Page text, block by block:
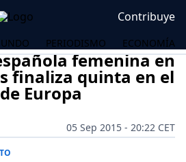
Contribuye
PERIODISMO ECONOMÍA
femenina en
finaliza quinta en el
Europa
05 Sep 2015 - 20:22 CET